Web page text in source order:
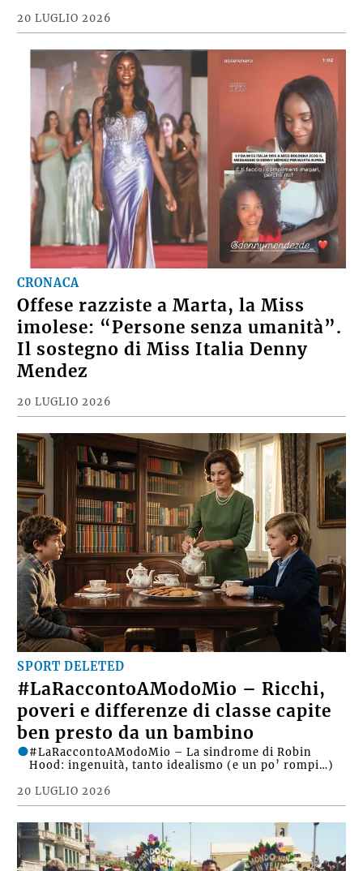
20 LUGLIO 2026
CRONACA
Offese razziste a Marta, la Miss
imolese: “Persone senza umanità”.
Il sostegno di Miss Italia Denny
Mendez
20 LUGLIO 2026
SPORT DELETED
#LaRaccontoAModoMio – Ricchi,
poveri e differenze di classe capite
ben presto da un bambino
20 LUGLIO 2026
#LaRaccontoAModoMio – La sindrome di Robin
Hood: ingenuità, tanto idealismo (e un po’ rompi…)